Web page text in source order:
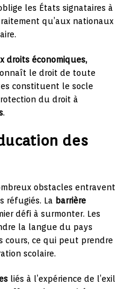
les États signataires à
qu’aux nationaux
droits économiques,
le droit de toute
constituent le socle
du droit à
.
des
obstacles entravent
réfugiés. La barrière
défi à surmonter. Les
la langue du pays
cours, ce qui peut prendre
scolaire.
liés à l’expérience de l’exil